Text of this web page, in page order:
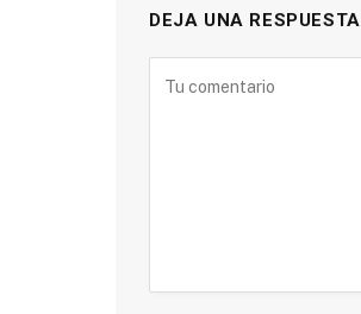
DEJA UNA RESPUESTA